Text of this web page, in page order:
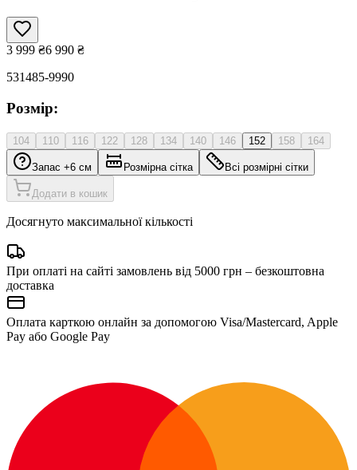
3 999 ₴6 990 ₴
531485-9990
Розмір:
104 110 116 122 128 134 140 146 152 158 164
Запас +6 см Розмірна сітка Всі розмірні сітки
Додати в кошик
Досягнуто максимальної кількості
При оплаті на сайті замовлень від 5000 грн – безкоштовна
доставка
Оплата карткою онлайн за допомогою Visa/Mastercard, Apple
Pay або Google Pay